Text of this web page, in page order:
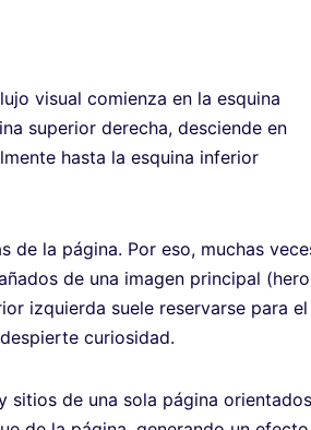
visual comienza en la esquina
superior derecha, desciende en
hasta la esquina inferior
de la página. Por eso, muchas
de una imagen principal (hero
izquierda suele reservarse para el
curiosidad.
sitios de una sola página